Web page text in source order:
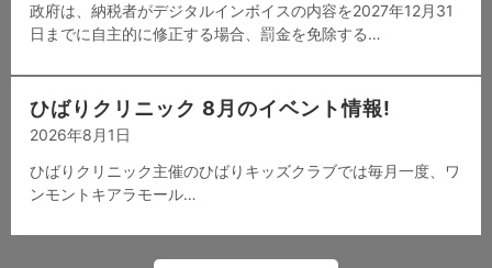
政府は、納税者がデジタルインボイスの内容を2027年12月31
日までに自主的に修正する場合、罰金を免除する…
ひばりクリニック 8月のイベント情報!
2026年8月1日
ひばりクリニック主催のひばりキッズクラブでは毎月一度、ワ
ンモントキアラモール…